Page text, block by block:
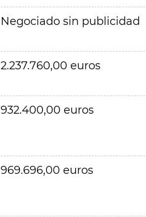
Negociado sin publicidad
2.237.760,00 euros
932.400,00 euros
969.696,00 euros